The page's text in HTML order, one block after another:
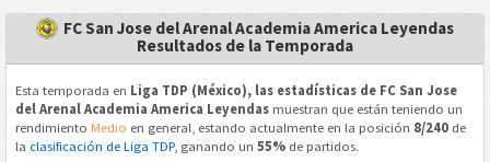
FC San Jose del Arenal Academia America Leyendas
Resultados de la Temporada
Esta temporada en Liga TDP (México), las estadísticas de FC San Jose
del Arenal Academia America Leyendas muestran que están teniendo un
rendimiento Medio en general, estando actualmente en la posición 8/240de
la clasificación de Liga TDP, ganando un 55%de partidos.